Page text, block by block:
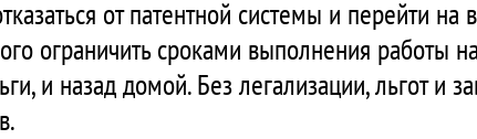
от патентной системы и перейти на
ограничить сроками выполнения работы на
и назад домой. Без легализации, льгот и